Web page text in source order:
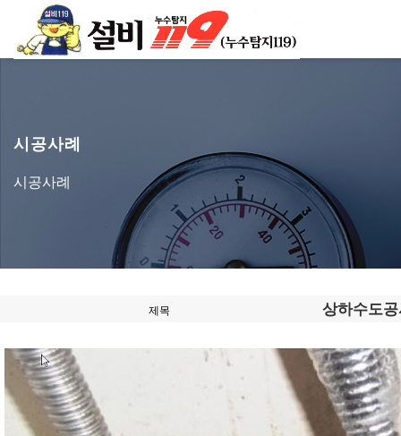
시공사례
시공사례
제목 상하수도